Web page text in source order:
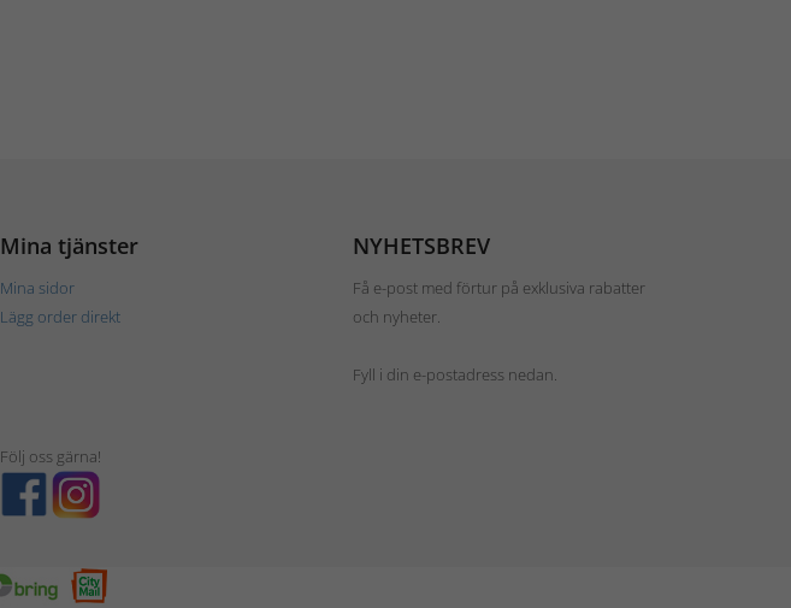
Mina tjänster
Mina sidor
Lägg order direkt
NYHETSBREV
Få e-post med förtur på exklusiva rabatter
och nyheter.
Fyll i din e-postadress nedan.
Följ oss gärna!